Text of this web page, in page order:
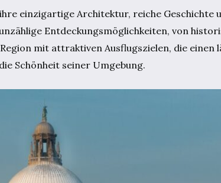
einzigartige Architektur, reiche Geschichte
Entdeckungsmöglichkeiten, von
mit attraktiven Ausflugszielen, die
Schönheit seiner Umgebung.